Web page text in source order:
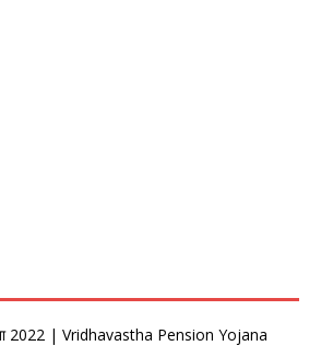
2022 | Vridhavastha Pension Yojana